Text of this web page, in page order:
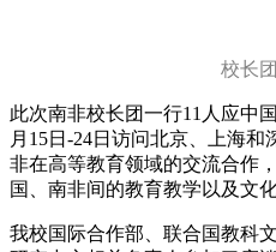
校长
此次南非校长团一行11人应中
月15日-24日访问北京、上海
非在高等教育领域的交流合作
国、南非间的教育教学以及文化
我校国际合作部、联合国教科